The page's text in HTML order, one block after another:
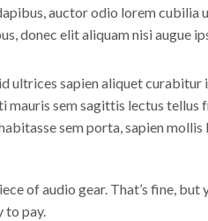
auctor odio lorem cubilia
donec elit aliquam nisi augue
ultrices sapien aliquet curabitur
mauris sem sagittis lectus tellus
sem porta, sapien
of audio gear. That’s fine, but
to pay.